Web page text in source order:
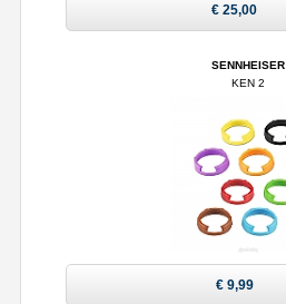
€ 25,00
SENNHEISER
KEN 2
€ 9,99